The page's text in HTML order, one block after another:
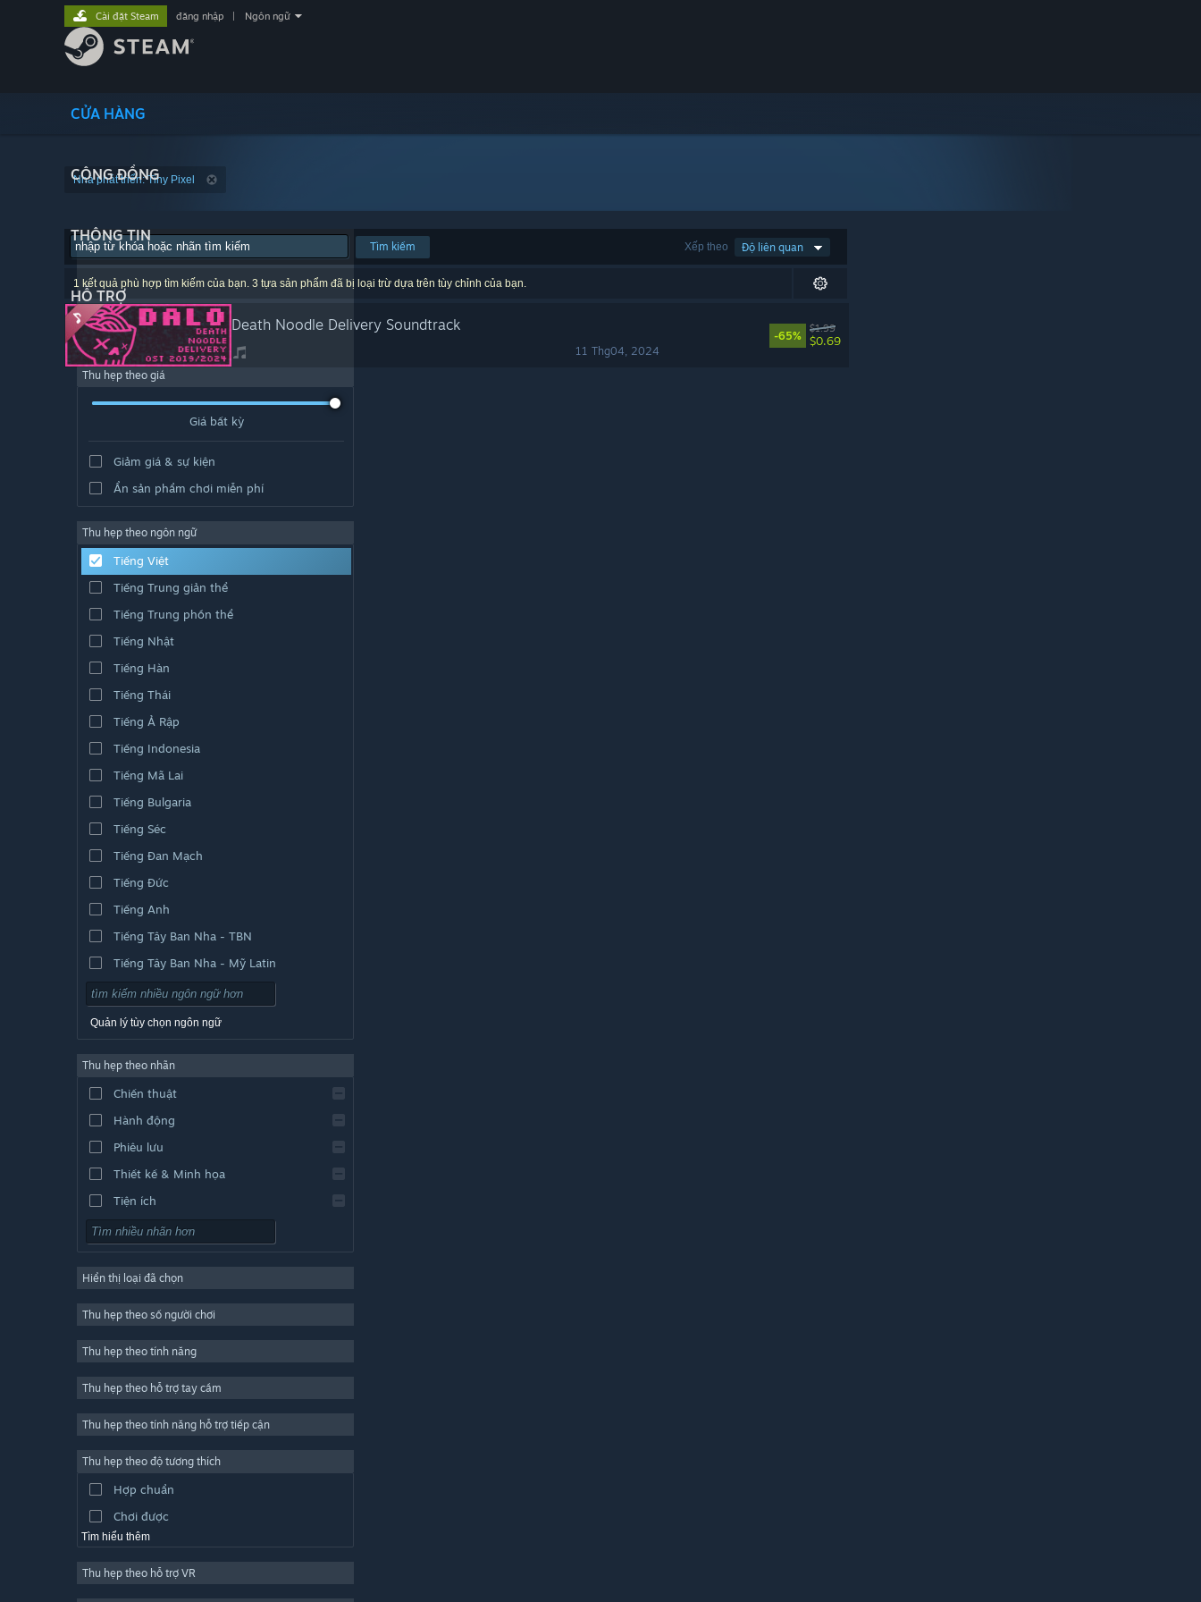
CỬA HÀNG
CỘNG ĐỒNG
THÔNG TIN
HỖ TRỢ
Cài đặt Steam đăng nhập Ngôn ngữ
Nhà phát triển: Tiny Pixel
Xếp theo Độ liên quan
Tìm kiếm
1 kết quả phù hợp tìm kiếm của bạn. 3 tựa sản phẩm đã bị loại trừ dựa trên tùy chỉnh của bạn.
Death Noodle Delivery Soundtrack
11 Thg04, 2024
-65%
$1.99
$0.69
Thu hẹp theo giá
Giá bất kỳ
Giảm giá & sự kiện
Ẩn sản phẩm chơi miễn phí
Thu hẹp theo ngôn ngữ
Tiếng Việt
Tiếng Trung giản thể
Tiếng Trung phồn thể
Tiếng Nhật
Tiếng Hàn
Tiếng Thái
Tiếng Ả Rập
Tiếng Indonesia
Tiếng Mã Lai
Tiếng Bulgaria
Tiếng Séc
Tiếng Đan Mạch
Tiếng Đức
Tiếng Anh
Tiếng Tây Ban Nha - TBN
Tiếng Tây Ban Nha - Mỹ Latin
Quản lý tùy chọn ngôn ngữ
Thu hẹp theo nhãn
Chiến thuật
Hành động
Phiêu lưu
Thiết kế & Minh họa
Tiện ích
Chơi miễn phí
Trực tuyến nhiều người chơi
Indie
Đơn giản
Mô phỏng
Sản xuất video
Chỉnh sửa ảnh
Hiển thị loại đã chọn
Thu hẹp theo số người chơi
Thu hẹp theo tính năng
Thu hẹp theo hỗ trợ tay cầm
Thu hẹp theo tính năng hỗ trợ tiếp cận
Thu hẹp theo độ tương thích
Hợp chuẩn
Chơi được
Tìm hiểu thêm
Thu hẹp theo hỗ trợ VR